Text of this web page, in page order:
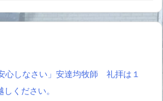
心しなさい」安達均牧師 礼拝は１
ください。